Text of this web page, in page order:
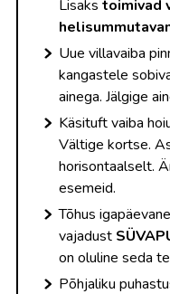
Lisaks toimivad
Uue villavaiba
kangastele
ainega. Jälgige
Käsituft vaiba
Vältige kortse.
horisontaalselt.
esemeid.
Tõhus
vajadust
on oluline seda
Põhjaliku